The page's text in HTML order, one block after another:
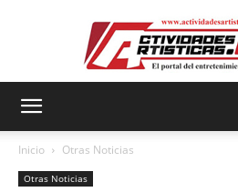
Inicio Otras Noticias
Otras Noticias